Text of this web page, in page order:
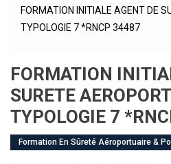
FORMATION INITIALE AGENT DE
TYPOLOGIE 7 *RNCP 34487
FORMATION
SURETE
TYPOLOGIE 7
Formation En Sûreté Aéroportuaire &